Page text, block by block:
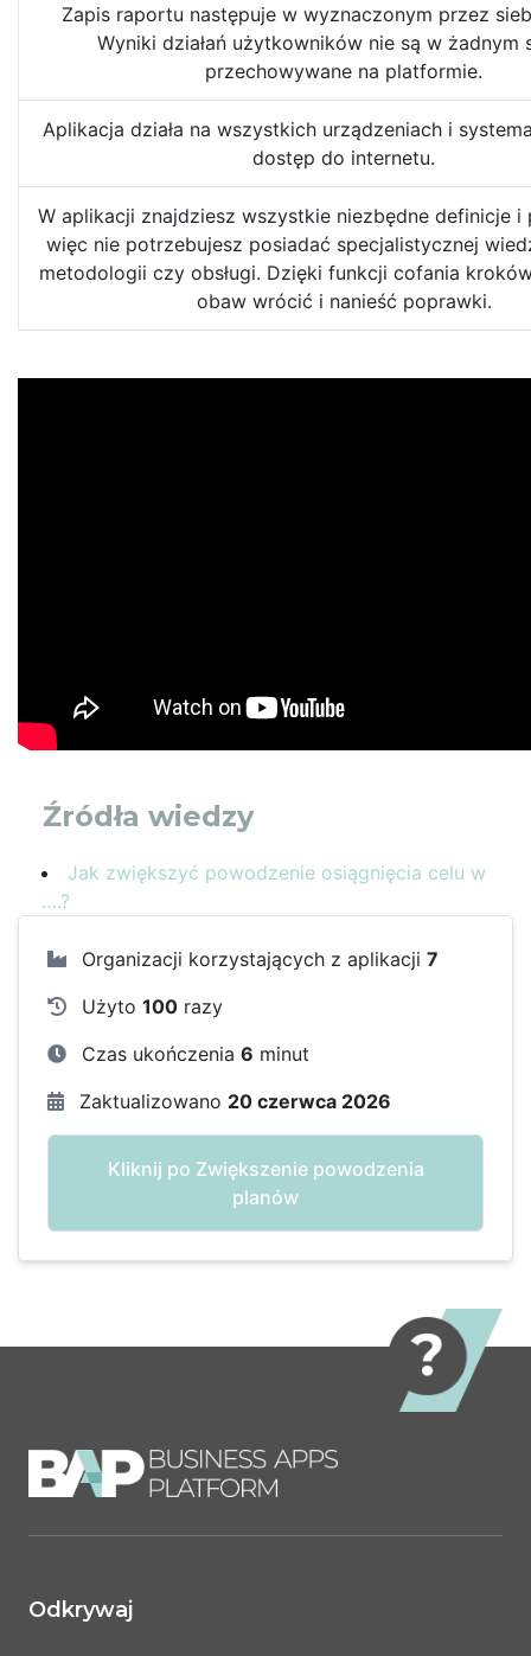
Zapis raportu następuje w wyznaczonym przez
Wyniki działań użytkowników nie są w żadnym
przechowywane na platformie.
Aplikacja działa na wszystkich urządzeniach i
dostęp do internetu.
W aplikacji znajdziesz wszystkie niezbędne definicje i
więc nie potrzebujesz posiadać specjalistycznej
metodologii czy obsługi. Dzięki funkcji cofania
obaw wrócić i nanieść poprawki.
Źródła wiedzy
Jak zwiększyć powodzenie osiągnięcia celu w
….?
Organizacji korzystających z aplikacji 7
Użyto 100 razy
Czas ukończenia 6 minut
Zaktualizowano 20 czerwca 2026
Kliknij po Zwiększenie powodzenia
planów
Odkrywaj